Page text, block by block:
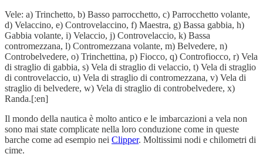
Vele: a) Trinchetto, b) Basso parrocchetto, c) Parrocchetto volante,
d) Velaccino, e) Controvelaccino, f) Maestra, g) Bassa gabbia, h)
Gabbia volante, i) Velaccio, j) Controvelaccio, k) Bassa
contromezzana, l) Contromezzana volante, m) Belvedere, n)
Controbelvedere, o) Trinchettina, p) Fiocco, q) Controfiocco, r) Vela
di straglio di gabbia, s) Vela di straglio di velaccio, t) Vela di straglio
di controvelaccio, u) Vela di straglio di contromezzana, v) Vela di
straglio di belvedere, w) Vela di straglio di controbelvedere, x)
Randa.[:en]
Il mondo della nautica è molto antico e le imbarcazioni a vela non
sono mai state complicate nella loro conduzione come in queste
barche come ad esempio nei Clipper. Moltissimi nodi e chilometri di
cime.